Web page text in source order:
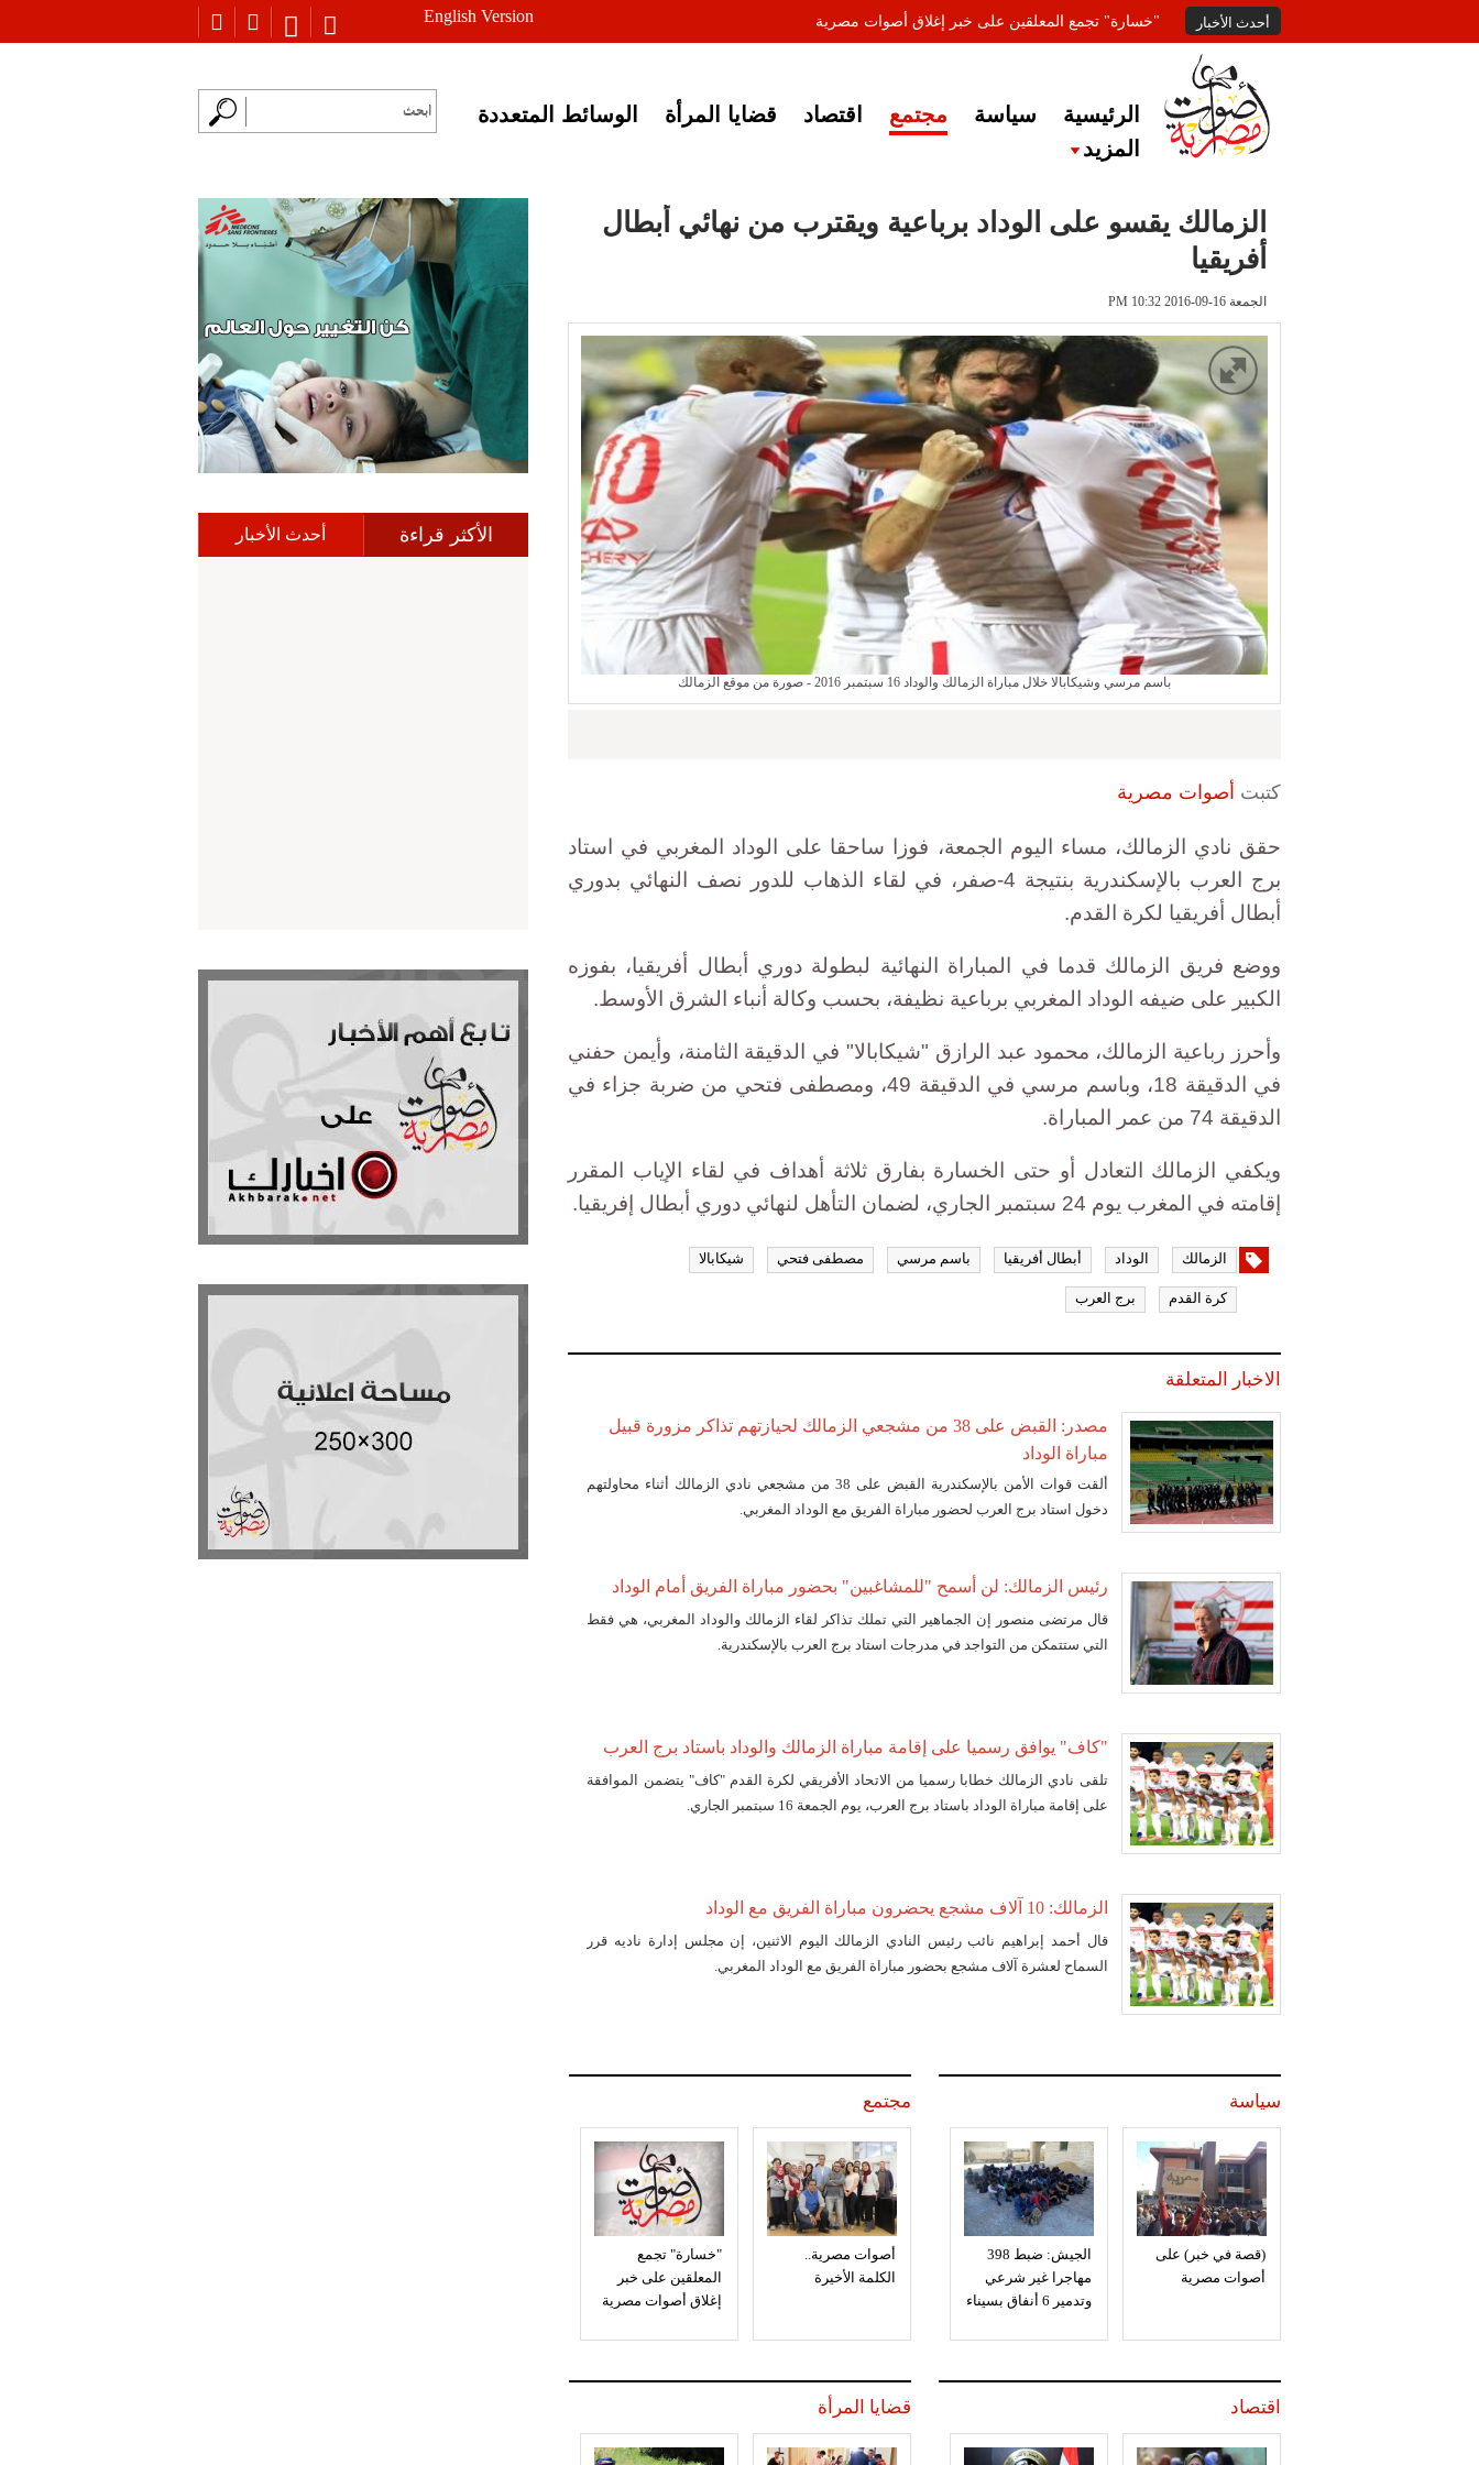
English Version أحدث الأخبار "خسارة" تجمع المعلقين على خبر إغلاق أصوات مصرية
الرئيسية سياسة مجتمع اقتصاد قضايا المرأة
الوسائط المتعددة
المزيد
الزمالك يقسو على الوداد برباعية ويقترب من نهائي أبطال
أفريقيا
الجمعة 16-09-2016 PM 10:32
باسم مرسي وشيكابالا خلال مباراة الزمالك والوداد 16 سبتمبر 2016 - صورة من موقع الزمالك
كتبت أصوات مصرية
حقق نادي الزمالك، مساء اليوم الجمعة، فوزا ساحقا على الوداد المغربي في استاد
برج العرب بالإسكندرية بنتيجة 4-صفر، في لقاء الذهاب للدور نصف النهائي بدوري
أبطال أفريقيا لكرة القدم.
ووضع فريق الزمالك قدما في المباراة النهائية لبطولة دوري أبطال أفريقيا، بفوزه
الكبير على ضيفه الوداد المغربي برباعية نظيفة، بحسب وكالة أنباء الشرق الأوسط.
وأحرز رباعية الزمالك، محمود عبد الرازق "شيكابالا" في الدقيقة الثامنة، وأيمن حفني
في الدقيقة 18، وباسم مرسي في الدقيقة 49، ومصطفى فتحي من ضربة جزاء في
الدقيقة 74 من عمر المباراة.
ويكفي الزمالك التعادل أو حتى الخسارة بفارق ثلاثة أهداف في لقاء الإياب المقرر
إقامته في المغرب يوم 24 سبتمبر الجاري، لضمان التأهل لنهائي دوري أبطال إفريقيا.
الزمالك الوداد أبطال أفريقيا باسم مرسي مصطفى فتحي شيكابالا
كرة القدم برج العرب
الاخبار المتعلقة
مصدر: القبض على 38 من مشجعي الزمالك لحيازتهم تذاكر مزورة قبيل
مباراة الوداد
ألقت قوات الأمن بالإسكندرية القبض على 38 من مشجعي نادي الزمالك أثناء محاولتهم
دخول استاد برج العرب لحضور مباراة الفريق مع الوداد المغربي.
رئيس الزمالك: لن أسمح "للمشاغبين" بحضور مباراة الفريق أمام الوداد
قال مرتضى منصور إن الجماهير التي تملك تذاكر لقاء الزمالك والوداد المغربي، هي فقط
التي ستتمكن من التواجد في مدرجات استاد برج العرب بالإسكندرية.
"كاف" يوافق رسميا على إقامة مباراة الزمالك والوداد باستاد برج العرب
تلقى نادي الزمالك خطابا رسميا من الاتحاد الأفريقي لكرة القدم "كاف" يتضمن الموافقة
على إقامة مباراة الوداد باستاد برج العرب، يوم الجمعة 16 سبتمبر الجاري.
الزمالك: 10 آلاف مشجع يحضرون مباراة الفريق مع الوداد
قال أحمد إبراهيم نائب رئيس النادي الزمالك اليوم الاثنين، إن مجلس إدارة ناديه قرر
السماح لعشرة آلاف مشجع بحضور مباراة الفريق مع الوداد المغربي.
سياسة
(قصة في خبر) على
أصوات مصرية
الجيش: ضبط 398
مهاجرا غير شرعي
وتدمير 6 أنفاق بسيناء
مجتمع
أصوات مصرية..
الكلمة الأخيرة
"خسارة" تجمع
المعلقين على خبر
إغلاق أصوات مصرية
اقتصاد قضايا المرأة
الأكثر قراءة أحدث الأخبار